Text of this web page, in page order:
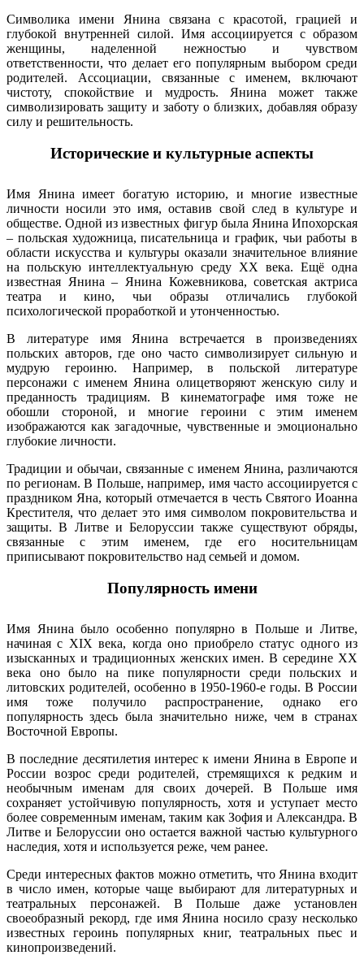
Символика имени Янина связана с красотой, грацией и
глубокой внутренней силой. Имя ассоциируется с образом
женщины, наделенной нежностью и чувством
ответственности, что делает его популярным выбором среди
родителей. Ассоциации, связанные с именем, включают
чистоту, спокойствие и мудрость. Янина может также
символизировать защиту и заботу о близких, добавляя образу
силу и решительность.
Исторические и культурные аспекты
Имя Янина имеет богатую историю, и многие известные
личности носили это имя, оставив свой след в культуре и
обществе. Одной из известных фигур была Янина Ипохорская
– польская художница, писательница и график, чьи работы в
области искусства и культуры оказали значительное влияние
на польскую интеллектуальную среду XX века. Ещё одна
известная Янина – Янина Кожевникова, советская актриса
театра и кино, чьи образы отличались глубокой
психологической проработкой и утонченностью.
В литературе имя Янина встречается в произведениях
польских авторов, где оно часто символизирует сильную и
мудрую героиню. Например, в польской литературе
персонажи с именем Янина олицетворяют женскую силу и
преданность традициям. В кинематографе имя тоже не
обошли стороной, и многие героини с этим именем
изображаются как загадочные, чувственные и эмоционально
глубокие личности.
Традиции и обычаи, связанные с именем Янина, различаются
по регионам. В Польше, например, имя часто ассоциируется с
праздником Яна, который отмечается в честь Святого Иоанна
Крестителя, что делает это имя символом покровительства и
защиты. В Литве и Белоруссии также существуют обряды,
связанные с этим именем, где его носительницам
приписывают покровительство над семьей и домом.
Популярность имени
Имя Янина было особенно популярно в Польше и Литве,
начиная с XIX века, когда оно приобрело статус одного из
изысканных и традиционных женских имен. В середине XX
века оно было на пике популярности среди польских и
литовских родителей, особенно в 1950-1960-е годы. В России
имя тоже получило распространение, однако его
популярность здесь была значительно ниже, чем в странах
Восточной Европы.
В последние десятилетия интерес к имени Янина в Европе и
России возрос среди родителей, стремящихся к редким и
необычным именам для своих дочерей. В Польше имя
сохраняет устойчивую популярность, хотя и уступает место
более современным именам, таким как Зофия и Александра. В
Литве и Белоруссии оно остается важной частью культурного
наследия, хотя и используется реже, чем ранее.
Среди интересных фактов можно отметить, что Янина входит
в число имен, которые чаще выбирают для литературных и
театральных персонажей. В Польше даже установлен
своеобразный рекорд, где имя Янина носило сразу несколько
известных героинь популярных книг, театральных пьес и
кинопроизведений.